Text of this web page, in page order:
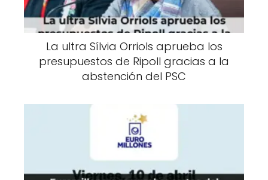
La ultra Sílvia Orriols aprueba los
presupuestos de Ripoll gracias a la
abstención del PSC